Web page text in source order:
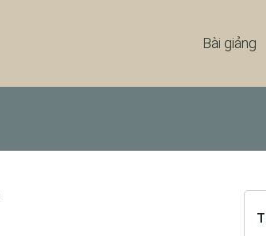
Bài giảng